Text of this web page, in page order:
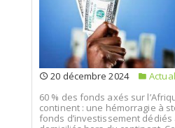
20 décembre 2024
60 % des fonds axés sur
continent : une hémorragie à
fonds d’investissement dédiés